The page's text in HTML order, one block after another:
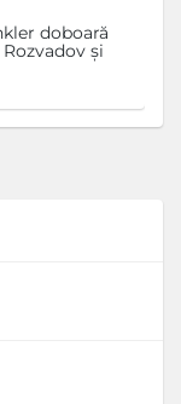
doboară
și